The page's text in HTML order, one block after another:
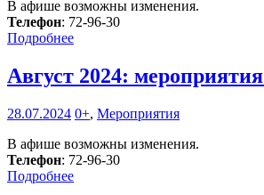
В афише возможны изменения.
Телефон: 72-96-30
Подробнее
Август 2024: мероприятия
28.07.2024 0+, Мероприятия
В афише возможны изменения.
Телефон: 72-96-30
Подробнее